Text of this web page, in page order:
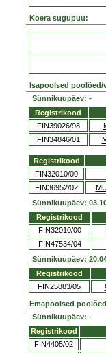
Koera sugupuu:
Isapoolsed poolõed/
Sünnikuupäev: -
Registrikood
FIN39026/98
FIN34846/01
Registrikood
FIN32010/00
FIN36952/02
Sünnikuupäev:
Registrikood
FIN32010/00
FIN47534/04
Sünnikuupäev:
Registrikood
FIN25883/05
Emapoolsed
Sünnikuupäev: -
Registrikood
FIN4405/02